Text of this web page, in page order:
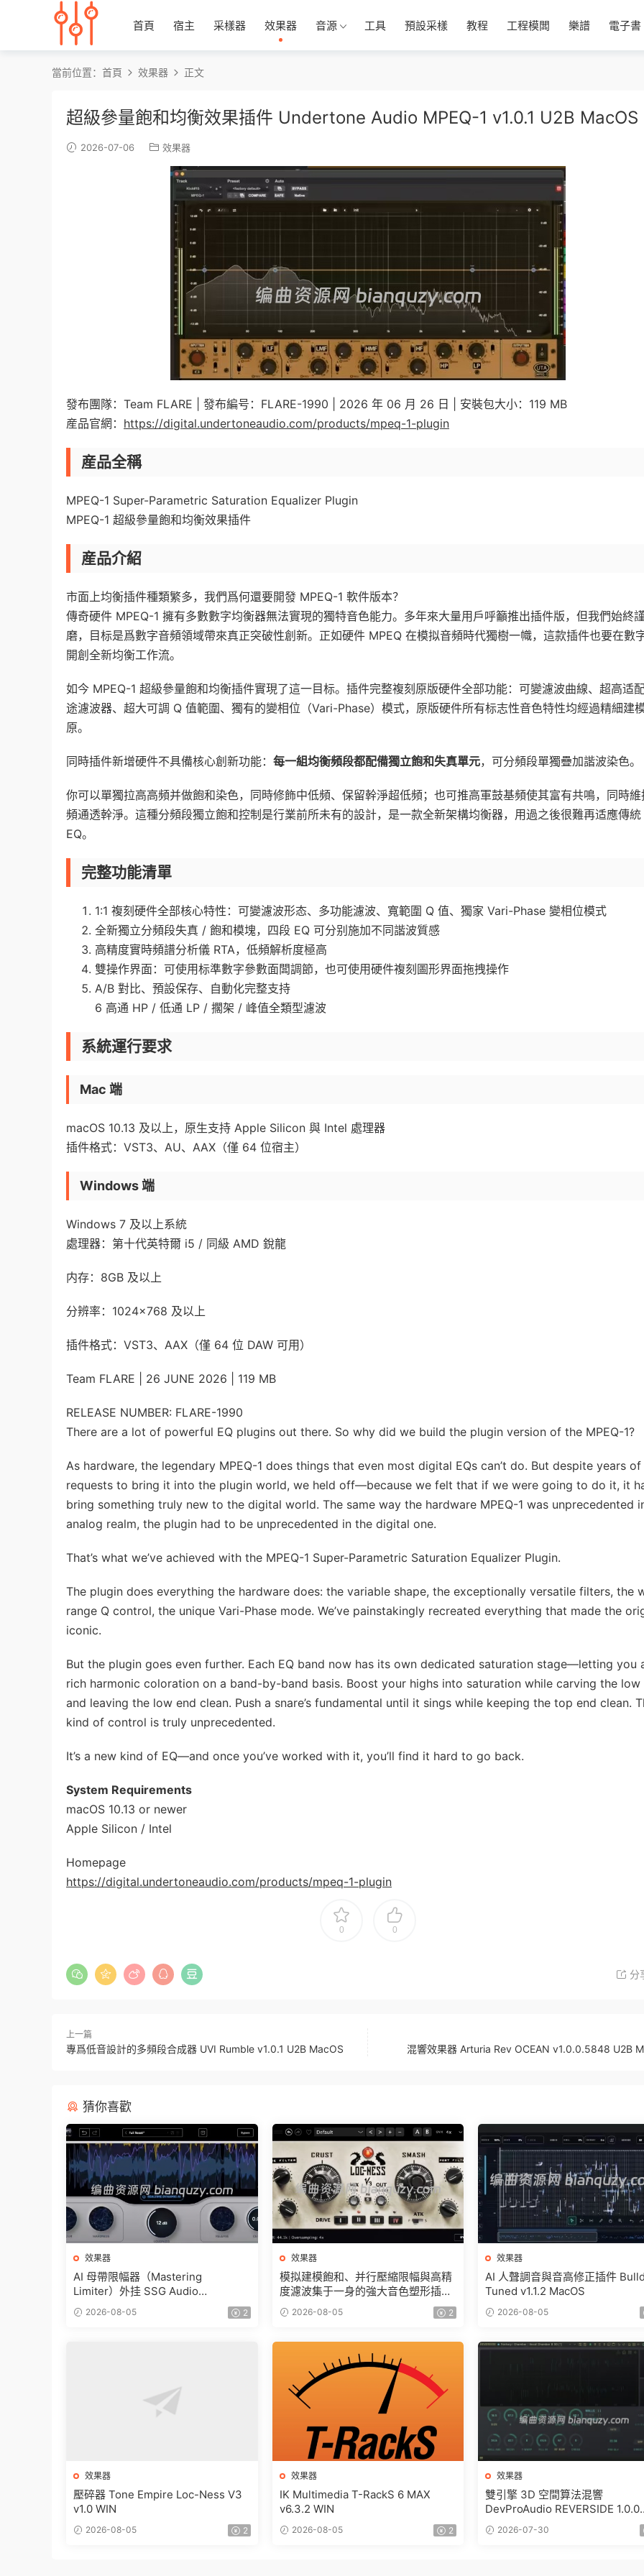
首頁 宿主 采樣器 效果器 音源 工具 預設采樣 教程 工程模闆 樂譜 電子書
當前位置： 首頁 效果器 正文
超級參量飽和均衡效果插件 Undertone Audio MPEQ-1 v1.0.1 U2B MacOS
2026-07-06 效果器
發布團隊：Team FLARE | 發布編号：FLARE-1990 | 2026 年 06 月 26 日 | 安裝包大小：119 MB
産品官網： https://digital.undertoneaudio.com/products/mpeq-1-plugin
産品全稱
MPEQ-1 Super-Parametric Saturation Equalizer Plugin
MPEQ-1 超級參量飽和均衡效果插件
産品介紹
市面上均衡插件種類繁多，我們爲何還要開發 MPEQ-1 軟件版本？
傳奇硬件 MPEQ-1 擁有多數數字均衡器無法實現的獨特音色能力。多年來大量用戶呼籲推出插件版，但我們始終
磨，目标是爲數字音頻領域帶來真正突破性創新。正如硬件 MPEQ 在模拟音頻時代獨樹一幟，這款插件也要在數
開創全新均衡工作流。
如今 MPEQ-1 超級參量飽和均衡插件實現了這一目标。插件完整複刻原版硬件全部功能：可變濾波曲線、超高适
途濾波器、超大可調 Q 值範圍、獨有的變相位（Vari-Phase）模式，原版硬件所有标志性音色特性均經過精細建
原。
同時插件新增硬件不具備核心創新功能： 每一組均衡頻段都配備獨立飽和失真單元，可分頻段單獨疊加諧波染色。
你可以單獨拉高高頻并做飽和染色，同時修飾中低頻、保留幹淨超低頻；也可推高軍鼓基頻使其富有共鳴，同時維
頻通透幹淨。這種分頻段獨立飽和控制是行業前所未有的設計，是一款全新架構均衡器，用過之後很難再适應傳統
EQ。
完整功能清單
1:1 複刻硬件全部核心特性：可變濾波形态、多功能濾波、寬範圍 Q 值、獨家 Vari-Phase 變相位模式
全新獨立分頻段失真 / 飽和模塊，四段 EQ 可分别施加不同諧波質感
高精度實時頻譜分析儀 RTA，低頻解析度極高
雙操作界面：可使用标準數字參數面闆調節，也可使用硬件複刻圖形界面拖拽操作
A/B 對比、預設保存、自動化完整支持
6 高通 HP / 低通 LP / 擱架 / 峰值全類型濾波
系統運行要求
Mac 端
macOS 10.13 及以上，原生支持 Apple Silicon 與 Intel 處理器
插件格式：VST3、AU、AAX（僅 64 位宿主）
Windows 端
Windows 7 及以上系統
處理器：第十代英特爾 i5 / 同級 AMD 銳龍
内存：8GB 及以上
分辨率：1024×768 及以上
插件格式：VST3、AAX（僅 64 位 DAW 可用）
Team FLARE | 26 JUNE 2026 | 119 MB
RELEASE NUMBER: FLARE-1990
There are a lot of powerful EQ plugins out there. So why did we build the plugin version of the MPEQ-1?
As hardware, the legendary MPEQ-1 does things that even most digital EQs can’t do. But despite years of
requests to bring it into the plugin world, we held off—because we felt that if we were going to do it, it
bring something truly new to the digital world. The same way the hardware MPEQ-1 was unprecedented
analog realm, the plugin had to be unprecedented in the digital one.
That’s what we’ve achieved with the MPEQ-1 Super-Parametric Saturation Equalizer Plugin.
The plugin does everything the hardware does: the variable shape, the exceptionally versatile filters, the
range Q control, the unique Vari-Phase mode. We’ve painstakingly recreated everything that made the
iconic.
But the plugin goes even further. Each EQ band now has its own dedicated saturation stage—letting you
rich harmonic coloration on a band-by-band basis. Boost your highs into saturation while carving the low
and leaving the low end clean. Push a snare’s fundamental until it sings while keeping the top end clean.
kind of control is truly unprecedented.
It’s a new kind of EQ—and once you’ve worked with it, you’ll find it hard to go back.
System Requirements
macOS 10.13 or newer
Apple Silicon / Intel
Homepage
https://digital.undertoneaudio.com/products/mpeq-1-plugin
0 0
分
上一篇
專爲低音設計的多頻段合成器 UVI Rumble v1.0.1 U2B MacOS 混響效果器 Arturia Rev OCEAN v1.0.0.5848 U2B
猜你喜歡
效果器
AI 母帶限幅器（Mastering
Limiter）外挂 SSG Audio
Loudness PRO v1.1.104 MacOS
2026-08-05 2
效果器
模拟建模飽和、并行壓縮限幅與高精
度濾波集于一身的強大音色塑形插件
Tone Empire LocnessV3 v3.1.0
MacOS
2026-08-05 2
效果器
AI 人聲調音與音高修正插件
Tuned v1.1.2 MacOS
2026-08-05
效果器
壓碎器 Tone Empire Loc-Ness V3
v1.0 WIN
2026-08-05 2
效果器
IK Multimedia T-RackS 6 MAX
v6.3.2 WIN
2026-08-05 2
效果器
雙引擎 3D 空間算法混響
DevProAudio REVERSIDE 1.0.0
WIN2026-07-30